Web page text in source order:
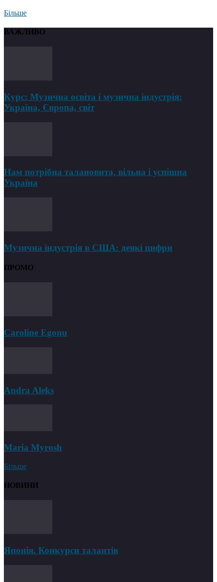
Більше
ВАЖЛИВО
Курс: Музична освіта і музична індустрія:
Україна, Європа, світ
Нам потрібна талановита, вільна і успішна
Україна
Музична індустрія в США: деякі цифри
ПРОМО
Caroline Egonu
Andra Aleks
Maria Myrosh
Більше
НОВИНИ
Японія. Конкурси талантів